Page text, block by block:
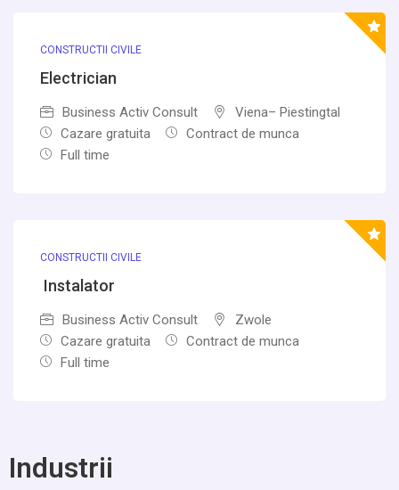
CONSTRUCTII CIVILE
Electrician
Business Activ Consult
Viena– Piestingtal
Cazare gratuita
Contract de munca
Full time
CONSTRUCTII CIVILE
Instalator
Business Activ Consult
Zwole
Cazare gratuita
Contract de munca
Full time
Industrii